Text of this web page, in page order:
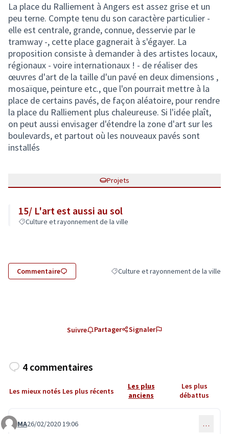
La place du Ralliement à Angers est assez grise et un
peu terne. Compte tenu du son caractère particulier -
elle est centrale, grande, connue, desservie par le
tramway -, cette place gagnerait à s'égayer. La
proposition consiste à demander à des artistes locaux,
régionaux - voire internationaux ! - de réaliser des
œuvres d'art de la taille d'un pavé en deux dimensions ,
mosaïque, peinture etc., que l'on pourrait mettre à la
place de certains pavés, de façon aléatoire, pour rendre
la place du Ralliement plus chaleureuse. Si l'idée plaît,
on peut aussi envisager d'étendre la zone d'art sur les
boulevards, et partout où les nouveaux pavés sont
installés
Projets
15/ L'art est aussi au sol
Culture et rayonnement de la ville
Commentaire Filtrer les résultats de la catégorie :
Culture et rayonnement de la ville
Suivre Partager Signaler
4 commentaires
Les mieux notés Les plus récents
Les plus
anciens
Les plus
débattus
Commentaire 1783
MA26/02/2020 19:06 …